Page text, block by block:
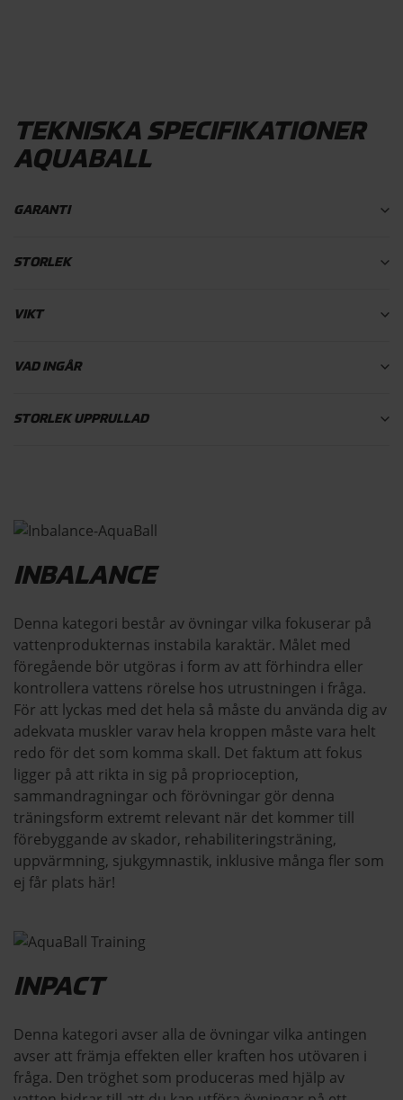
TEKNISKA SPECIFIKATIONER
AQUABALL
GARANTI
STORLEK
VIKT
VAD INGÅR
STORLEK UPPRULLAD
INBALANCE
Denna kategori består av övningar vilka fokuserar på
vattenprodukternas instabila karaktär. Målet med
föregående bör utgöras i form av att förhindra eller
kontrollera vattens rörelse hos utrustningen i fråga.
För att lyckas med det hela så måste du använda dig av
adekvata muskler varav hela kroppen måste vara helt
redo för det som komma skall. Det faktum att fokus
ligger på att rikta in sig på proprioception,
sammandragningar och förövningar gör denna
träningsform extremt relevant när det kommer till
förebyggande av skador, rehabiliteringsträning,
uppvärmning, sjukgymnastik, inklusive många fler som
ej får plats här!
INPACT
Denna kategori avser alla de övningar vilka antingen
avser att främja effekten eller kraften hos utövaren i
fråga. Den tröghet som produceras med hjälp av